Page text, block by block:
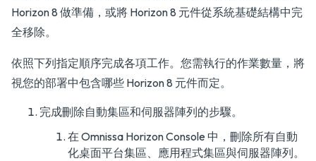
Horizon 8 做準備，或將 Horizon 8 元件從系統基礎結構中完
全移除。
依照下列指定順序完成各項工作。您需執行的作業數量，將
視您的部署中包含哪些 Horizon 8 元件而定。
完成刪除自動集區和伺服器陣列的步驟。
在 Omnissa Horizon Console 中，刪除所有自動
化桌面平台集區、應用程式集區與伺服器陣列。